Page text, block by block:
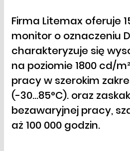
Firma Litemax oferuje
monitor o oznaczeniu
charakteryzuje się
na poziomie 1800 cd/
pracy w szerokim
(-30...85°C). oraz
bezawaryjnej pracy,
aż 100 000 godzin.